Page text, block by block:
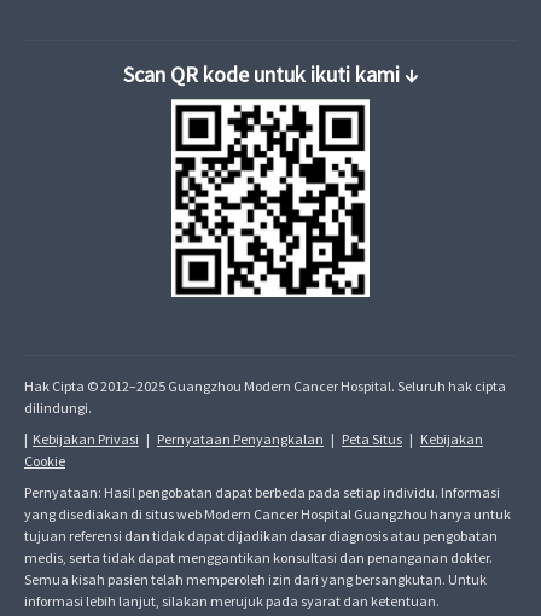
Hak Cipta © 2012–2025 Guangzhou Modern Cancer Hospital. Seluruh hak cipta
dilindungi.
| Kebijakan Privasi | Pernyataan Penyangkalan | Peta Situs | Kebijakan
Cookie
Pernyataan: Hasil pengobatan dapat berbeda pada setiap individu. Informasi
yang disediakan di situs web Modern Cancer Hospital Guangzhou hanya untuk
tujuan referensi dan tidak dapat dijadikan dasar diagnosis atau pengobatan
medis, serta tidak dapat menggantikan konsultasi dan penanganan dokter.
Semua kisah pasien telah memperoleh izin dari yang bersangkutan. Untuk
informasi lebih lanjut, silakan merujuk pada syarat dan ketentuan.